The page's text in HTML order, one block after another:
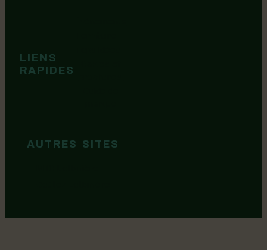
LIENS
RAPIDES
AUTRES SITES